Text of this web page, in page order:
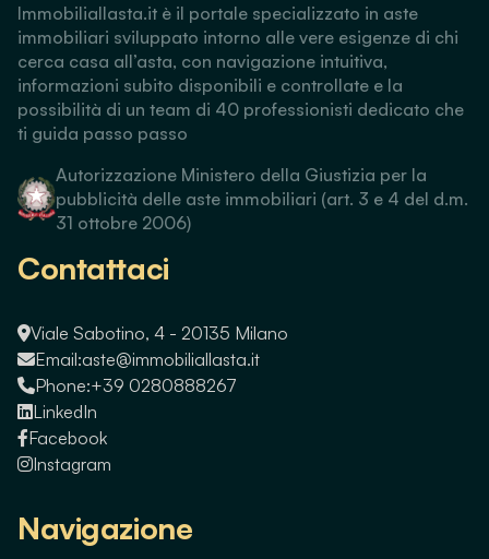
Immobiliallasta.it è il portale specializzato in aste
immobiliari sviluppato intorno alle vere esigenze di chi
cerca casa all’asta, con navigazione intuitiva,
informazioni subito disponibili e controllate e la
possibilità di un team di 40 professionisti dedicato che
ti guida passo passo
Autorizzazione Ministero della Giustizia per la
pubblicità delle aste immobiliari (art. 3 e 4 del d.m.
31 ottobre 2006)
Contattaci
Viale Sabotino, 4 - 20135 Milano
Email:aste@immobiliallasta.it
Phone:+39 0280888267
LinkedIn
Facebook
Instagram
Navigazione